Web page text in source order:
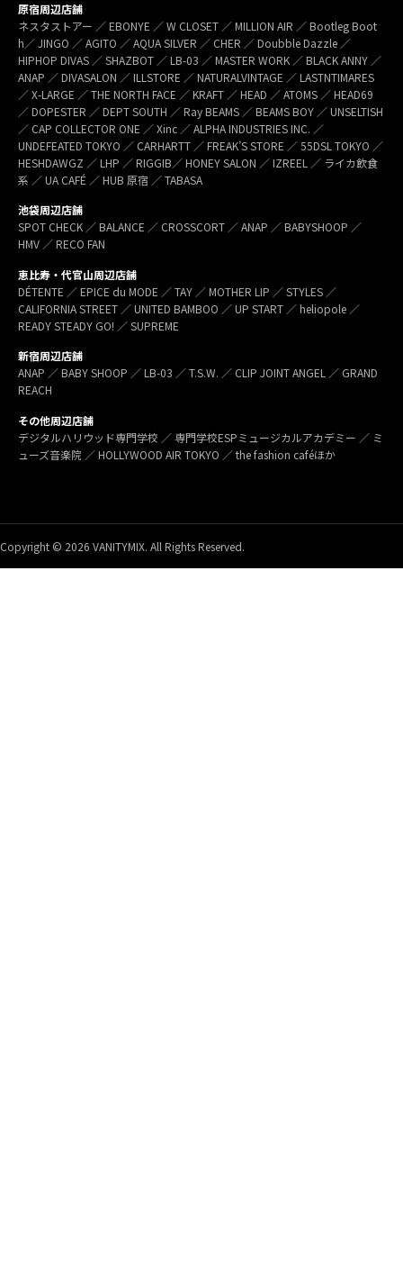
原宿周辺店舗
ネスタストアー ／ EBONYE ／ W CLOSET ／ MILLION AIR ／ Bootleg Boot
h／ JINGO ／ AGITO ／ AQUA SILVER ／ CHER ／ Doubble Dazzle ／
HIPHOP DIVAS ／ SHAZBOT ／ LB-03 ／ MASTER WORK ／ BLACK ANNY ／
ANAP ／ DIVASALON ／ ILLSTORE ／ NATURALVINTAGE ／ LASTNTIMARES
／ X-LARGE ／ THE NORTH FACE ／ KRAFT ／ HEAD ／ ATOMS ／ HEAD69
／ DOPESTER ／ DEPT SOUTH ／ Ray BEAMS ／ BEAMS BOY ／ UNSELTISH
／ CAP COLLECTOR ONE ／ Xinc ／ ALPHA INDUSTRIES INC. ／
UNDEFEATED TOKYO ／ CARHARTT ／ FREAK’S STORE ／ 55DSL TOKYO ／
HESHDAWGZ ／ LHP ／ RIGGIB／ HONEY SALON ／ IZREEL ／ ライカ飲食
系 ／ UA CAFÉ ／ HUB 原宿 ／ TABASA
池袋周辺店舗
SPOT CHECK ／ BALANCE ／ CROSSCORT ／ ANAP ／ BABYSHOOP ／
HMV ／ RECO FAN
恵比寿・代官山周辺店舗
DÉTENTE ／ EPICE du MODE ／ TAY ／ MOTHER LIP ／ STYLES ／
CALIFORNIA STREET ／ UNITED BAMBOO ／ UP START ／ heliopole ／
READY STEADY GO! ／ SUPREME
新宿周辺店舗
ANAP ／ BABY SHOOP ／ LB-03 ／ T.S.W. ／ CLIP JOINT ANGEL ／ GRAND
REACH
その他周辺店舗
デジタルハリウッド専門学校 ／ 専門学校ESPミュージカルアカデミー ／ ミ
ューズ音楽院 ／ HOLLYWOOD AIR TOKYO ／ the fashion caféほか
Copyright © 2026 VANITYMIX. All Rights Reserved.